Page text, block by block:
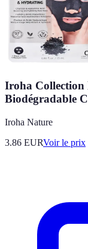
Iroha Collection
Biodégradable
Iroha Nature
3.86 EURVoir le prix